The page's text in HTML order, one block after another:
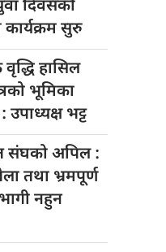
दिवसको
कार्यक्रम सुरु
वृद्धि हासिल
भूमिका
भट्ट
संघको अपिल :
तथा भ्रमपूर्ण
नहुन